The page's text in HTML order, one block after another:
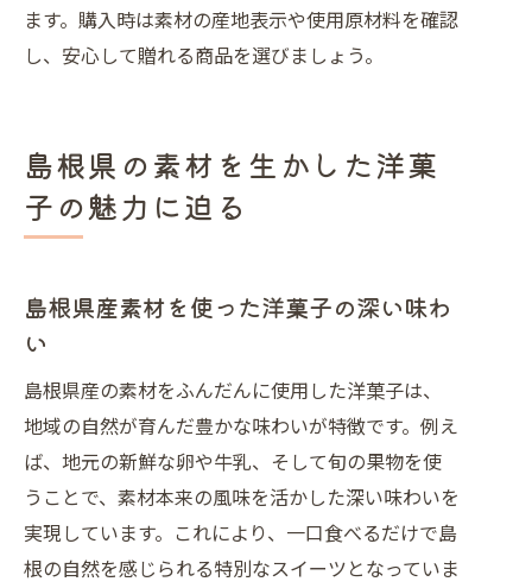
ます。購入時は素材の産地表示や使用原材料を確認
し、安心して贈れる商品を選びましょう。
島根県の素材を生かした洋菓
子の魅力に迫る
島根県産素材を使った洋菓子の深い味わ
い
島根県産の素材をふんだんに使用した洋菓子は、
地域の自然が育んだ豊かな味わいが特徴です。例え
ば、地元の新鮮な卵や牛乳、そして旬の果物を使
うことで、素材本来の風味を活かした深い味わいを
実現しています。これにより、一口食べるだけで島
根の自然を感じられる特別なスイーツとなっていま